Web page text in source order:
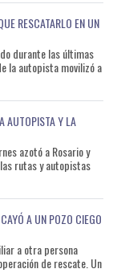
RESCATARLO EN UN
durante las últimas
la autopista movilizó a
AUTOPISTA Y LA
azotó a Rosario y
rutas y autopistas
A UN POZO CIEGO
a otra persona
de rescate. Un